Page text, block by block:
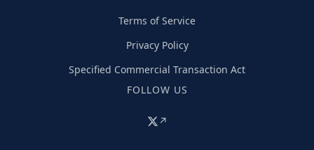
Terms of Service
Privacy Policy
Specified Commercial Transaction Act
FOLLOW US